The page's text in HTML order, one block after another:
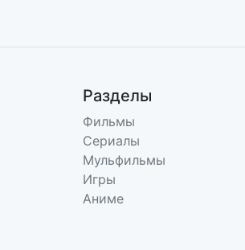
Разделы
Фильмы
Сериалы
Мульфильмы
Игры
Аниме